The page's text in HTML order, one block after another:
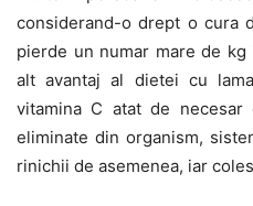
considerand-o drept o cura
pierde un numar mare de
alt avantaj al dietei cu
vitamina C atat de necesar
eliminate din organism,
rinichii de asemenea, iar